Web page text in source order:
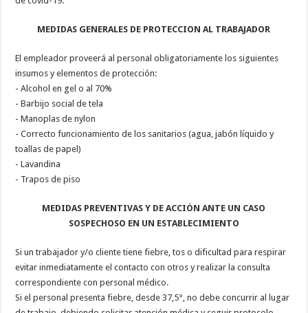
MEDIDAS GENERALES DE PROTECCION AL TRABAJADOR
El empleador proveerá al personal obligatoriamente los siguientes
insumos y elementos de protección:
- Alcohol en gel o al 70%
- Barbijo social de tela
- Manoplas de nylon
- Correcto funcionamiento de los sanitarios (agua, jabón líquido y
toallas de papel)
- Lavandina
- Trapos de piso
MEDIDAS PREVENTIVAS Y DE ACCIÓN ANTE UN CASO
SOSPECHOSO EN UN ESTABLECIMIENTO
Si un trabajador y/o cliente tiene fiebre, tos o dificultad para respirar
evitar inmediatamente el contacto con otros y realizar la consulta
correspondiente con personal médico.
Si el personal presenta fiebre, desde 37,5°, no debe concurrir al lugar